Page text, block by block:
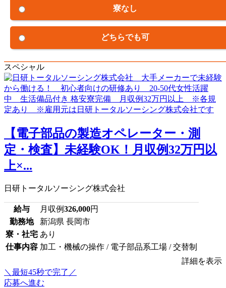
寮なし
どちらでも可
スペシャル
【電子部品の製造オペレーター・測
定・検査】未経験OK！月収例32万円以
上×...
日研トータルソーシング株式会社
給与 月収例326,000円
勤務地
新潟県 長岡市
寮・社宅 あり
仕事内容 加工・機械の操作 / 電子部品系工場 / 交替制
詳細を表示
＼最短45秒で完了／
応募へ進む